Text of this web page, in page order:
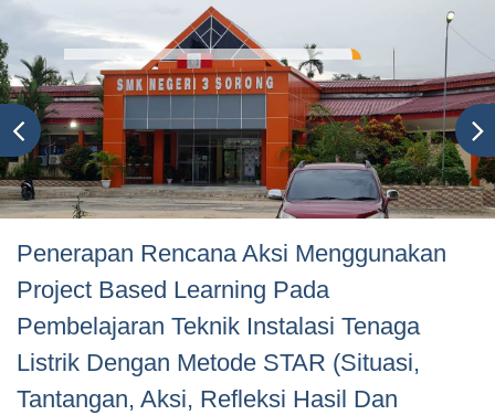
Penerapan Rencana Aksi Menggunakan
Project Based Learning Pada
Pembelajaran Teknik Instalasi Tenaga
Listrik Dengan Metode STAR (Situasi,
Tantangan, Aksi, Refleksi Hasil Dan